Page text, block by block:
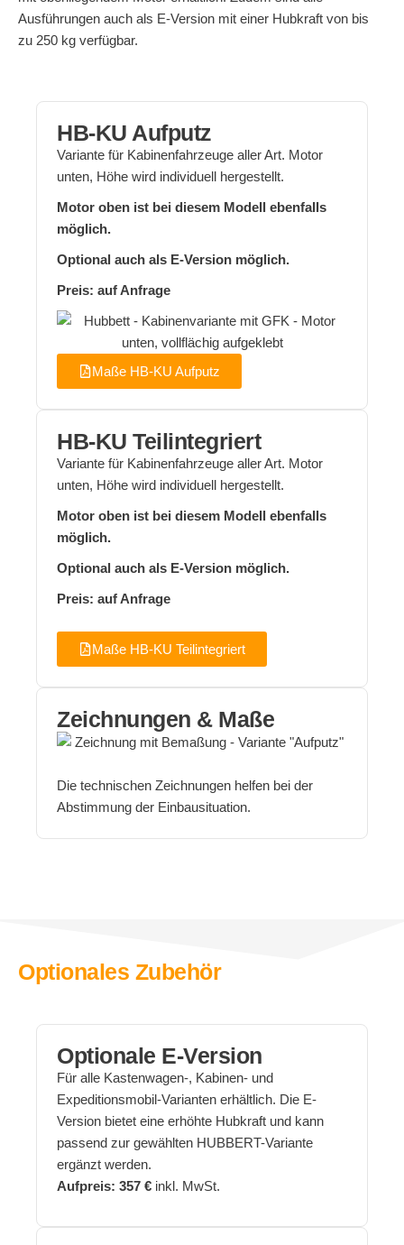
Ausführungen auch als E-Version mit einer Hubkraft von bis
zu 250 kg verfügbar.
HB-KU Aufputz
Variante für Kabinenfahrzeuge aller Art. Motor
unten, Höhe wird individuell hergestellt.
Motor oben ist bei diesem Modell ebenfalls
möglich.
Optional auch als E-Version möglich.
Preis: auf Anfrage
Maße HB-KU Aufputz
HB-KU Teilintegriert
Variante für Kabinenfahrzeuge aller Art. Motor
unten, Höhe wird individuell hergestellt.
Motor oben ist bei diesem Modell ebenfalls
möglich.
Optional auch als E-Version möglich.
Preis: auf Anfrage
Maße HB-KU Teilintegriert
Zeichnungen & Maße
Die technischen Zeichnungen helfen bei der
Abstimmung der Einbausituation.
Optionales Zubehör
Optionale E-Version
Für alle Kastenwagen-, Kabinen- und
Expeditionsmobil-Varianten erhältlich. Die E-
Version bietet eine erhöhte Hubkraft und kann
passend zur gewählten HUBBERT-Variante
ergänzt werden.
Aufpreis: 357 € inkl. MwSt.